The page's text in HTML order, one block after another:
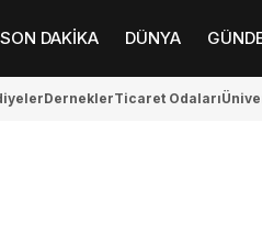
SON DAKİKA DÜNYA
DerneklerTicaret Odaları